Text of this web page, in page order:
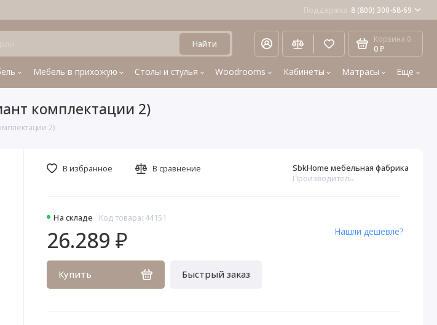
Поддержка 8 (800) 300-68-69
Найти Корзина 0
0 ₽
Мебель в прихожую Столы и стулья Woodrooms Кабинеты Матрасы Еще
комплектации 2)
2)
На складе Код товара: 44151
SbkHome мебельная фабрика
Производитель
26.289 ₽
Купить Быстрый заказ
Нашли дешевле?
В избранное В сравнение